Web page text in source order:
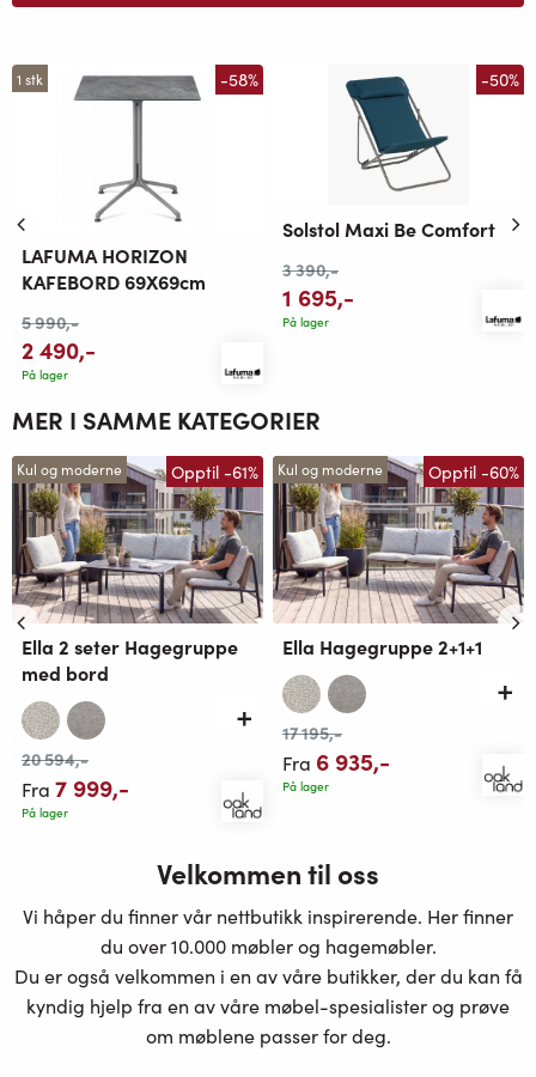
1 stk -58%
LAFUMA HORIZON
KAFEBORD 69X69cm
5 990,-
2 490,-
På lager
-50%
Solstol Maxi Be Comfort
3 390,-
1 695,-
På lager
MER I SAMME KATEGORIER
Kul og moderne Opptil -61%
Ella 2 seter Hagegruppe
med bord
20 594,-
Fra 7 999,-
På lager
Kul og moderne Opptil -60%
Ella Hagegruppe 2+1+1
17 195,-
Fra 6 935,-
På lager
Velkommen til oss
Vi håper du finner vår nettbutikk inspirerende. Her finner
du over 10.000 møbler og hagemøbler.
Du er også velkommen i en av våre butikker, der du kan få
kyndig hjelp fra en av våre møbel-spesialister og prøve
om møblene passer for deg.